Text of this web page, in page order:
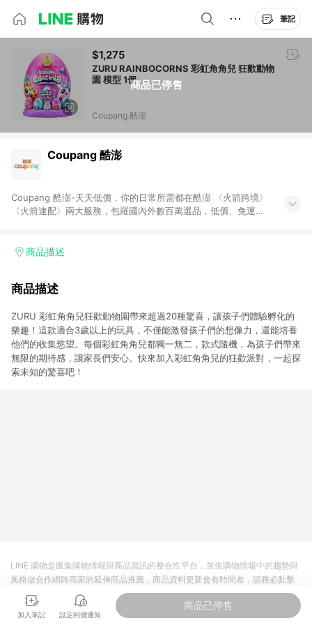
筆記
商品已停售
$1,275
ZURU RAINBOCORNS 彩虹角角兒 狂歡動物
園 模型 1個
Coupang 酷澎
Coupang 酷澎
Coupang 酷澎-天天低價，你的日常所需都在酷澎 〈火箭跨境〉
〈火箭速配〉兩大服務，包羅國內外數百萬選品，低價、免運，
加入WOW會員告別湊免運，火箭速配、火箭跨境優質選品不限金
商品描述
商品描述
ZURU 彩虹角角兒狂歡動物園帶來超過20種驚喜，讓孩子們體驗孵化的
樂趣！這款適合3歲以上的玩具，不僅能激發孩子們的想像力，還能培養
他們的收集慾望。每個彩虹角角兒都獨一無二，款式隨機，為孩子們帶來
無限的期待感，讓家長們安心。快來加入彩虹角角兒的狂歡派對，一起探
索未知的驚喜吧！
加入筆記 設定到價通知
商品已停售
LINE 購物是匯集購物情報與商品資訊的整合性平台，並依購物情報中的趨勢與
風格做合作網路商家的延伸商品推薦，商品資料更新會有時間差，請務必點擊
商品至各合作網路商家，確認現售價與購物條件，一切資訊以合作廠商網頁為
準。